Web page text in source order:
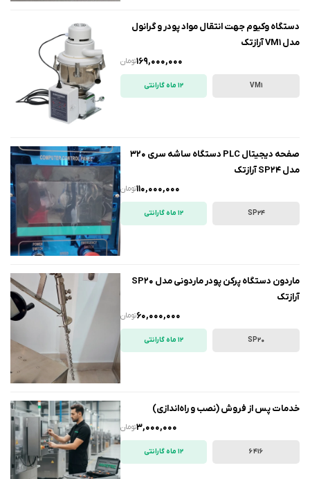
دستگاه وکیوم جهت انتقال مواد پودر و گرانول
مدل VM1 آرازتک
تومان169,000,000
VM1 12 ماه گارانتی
صفحه دیجیتال PLC دستگاه ساشه سری 320
مدل SP24 آرازتک
تومان110,000,000
SP24 12 ماه گارانتی
ماردون دستگاه پرکن پودر ماردونی مدل SP20
آرازتک
تومان60,000,000
SP20 12 ماه گارانتی
خدمات پس از فروش (نصب و راه‌اندازی)
تومان3,000,000
6416 12 ماه گارانتی